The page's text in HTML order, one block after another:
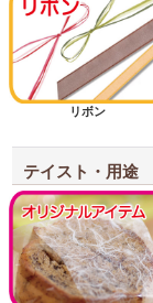
リボン
テイスト・用途